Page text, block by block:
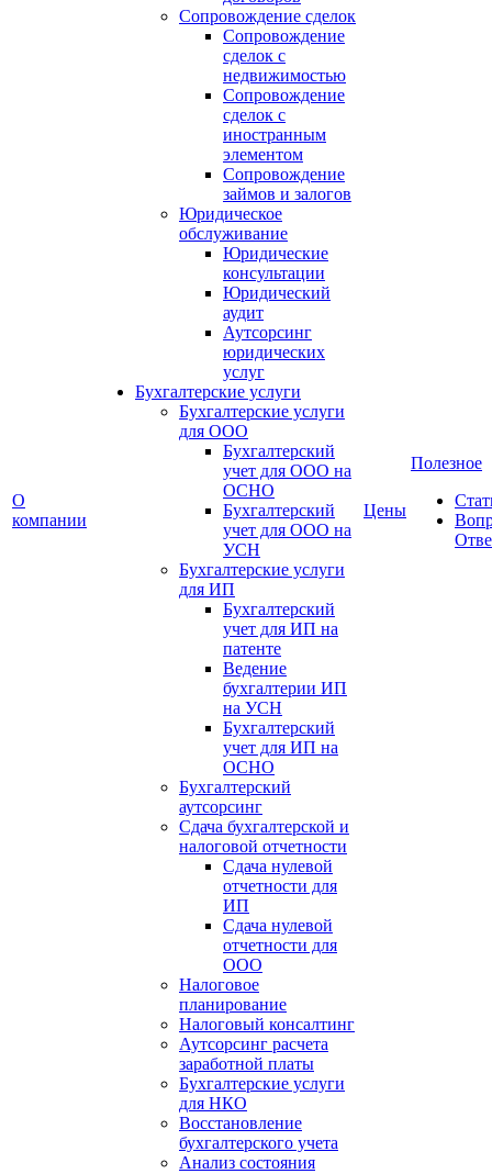
О
компании
Сопровождение сделок
Сопровождение
сделок с
недвижимостью
Сопровождение
сделок с
иностранным
элементом
Сопровождение
займов и залогов
Юридическое
обслуживание
Юридические
консультации
Юридический
аудит
Аутсорсинг
юридических
услуг
Бухгалтерские услуги
Бухгалтерские услуги
для ООО
Бухгалтерский
учет для ООО на
ОСНО
Бухгалтерский
учет для OOO на
УСН
Бухгалтерские услуги
для ИП
Бухгалтерский
учет для ИП на
патенте
Ведение
бухгалтерии ИП
на УСН
Бухгалтерский
учет для ИП на
ОСНО
Бухгалтерский
аутсорсинг
Сдача бухгалтерской и
налоговой отчетности
Сдача нулевой
отчетности для
ИП
Сдача нулевой
отчетности для
ООО
Налоговое
планирование
Налоговый консалтинг
Аутсорсинг расчета
заработной платы
Бухгалтерские услуги
для НКО
Восстановление
бухгалтерского учета
Анализ состояния
Цены
Полезное